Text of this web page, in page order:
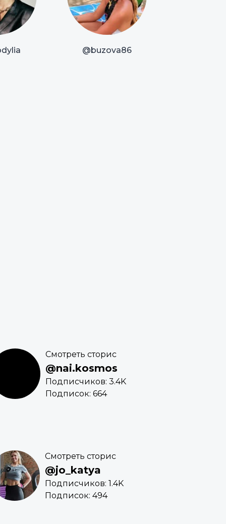
@buzova86
Смотреть сторис
@nai.kosmos
Подписчиков: 3.4K
Подписок: 664
Смотреть сторис
@jo_katya
Подписчиков: 1.4K
Подписок: 494